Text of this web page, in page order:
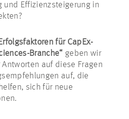
und Effizienzsteigerung in
für CapEx-
Branche“ geben wir
auf diese Fragen
auf, die
sich für neue